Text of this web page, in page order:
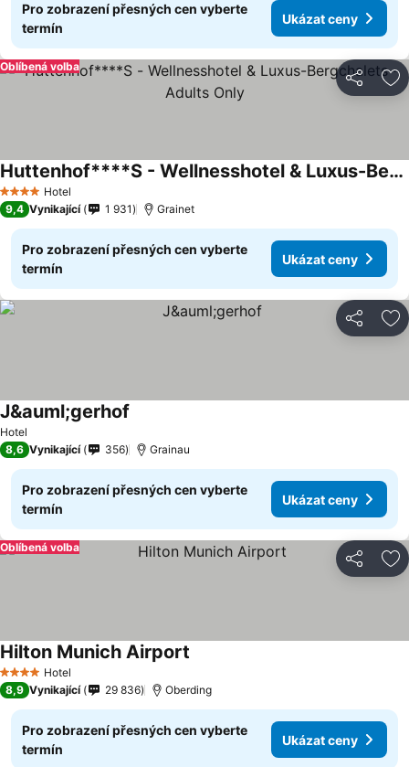
Pro zobrazení přesných cen vyberte
termín
Ukázat ceny
Sdílet
Oblíbená volba
4 Počet hvězdiček
Hotel
Huttenhof****S - Wellnesshotel & Luxus-Bergchalets - Adults Only
Ukázat ceny
9,4 Vynikající 1 931 Grainet
Pro zobrazení přesných cen vyberte
termín
Ukázat ceny
Sdílet
Hotel
J&auml;gerhof
8,6 Vynikající 356 Grainau
Pro zobrazení přesných cen vyberte
termín
Ukázat ceny
Sdílet
Oblíbená volba
4 Počet hvězdiček
Hotel
Hilton Munich Airport
8,9 Vynikající 29 836 Oberding
Pro zobrazení přesných cen vyberte
termín
Ukázat ceny